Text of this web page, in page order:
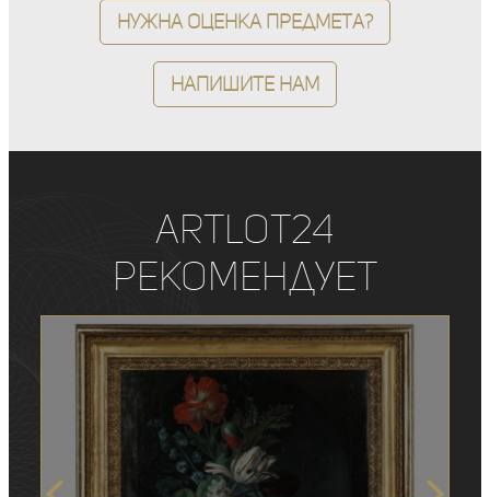
Нужна оценка предмета?
Напишите нам
ArtLot24
рекомендует